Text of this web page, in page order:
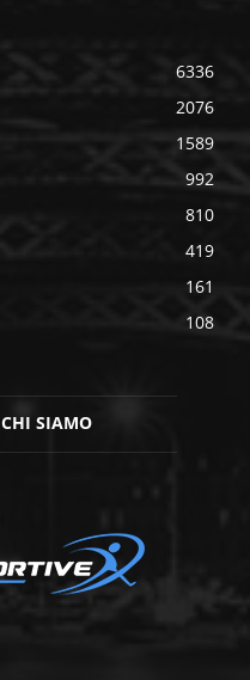
6336
2076
1589
992
810
419
161
108
CHI SIAMO